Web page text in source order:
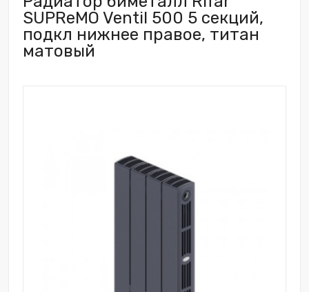
SUPReMO Ventil 500 5 секций,
подкл нижнее правое, титан
матовый